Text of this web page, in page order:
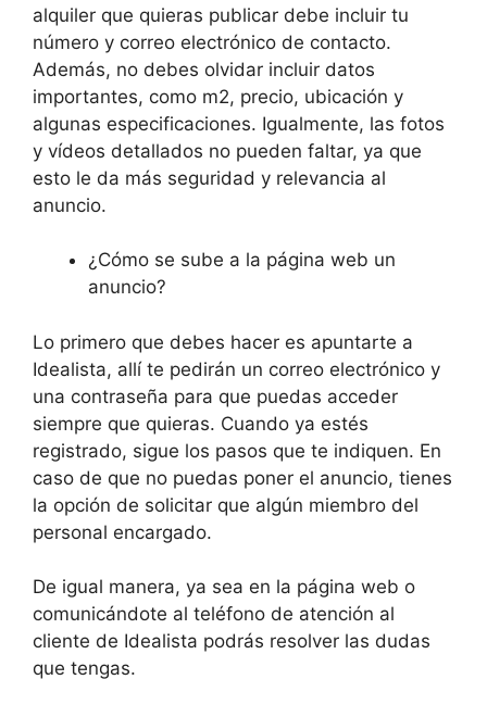
alquiler que quieras publicar debe incluir tu
número y correo electrónico de contacto.
Además, no debes olvidar incluir datos
importantes, como m2, precio, ubicación y
algunas especificaciones. Igualmente, las fotos
y vídeos detallados no pueden faltar, ya que
esto le da más seguridad y relevancia al
anuncio.
¿Cómo se sube a la página web un
anuncio?
Lo primero que debes hacer es apuntarte a
Idealista, allí te pedirán un correo electrónico y
una contraseña para que puedas acceder
siempre que quieras. Cuando ya estés
registrado, sigue los pasos que te indiquen. En
caso de que no puedas poner el anuncio, tienes
la opción de solicitar que algún miembro del
personal encargado.
De igual manera, ya sea en la página web o
comunicándote al teléfono de atención al
cliente de Idealista podrás resolver las dudas
que tengas.